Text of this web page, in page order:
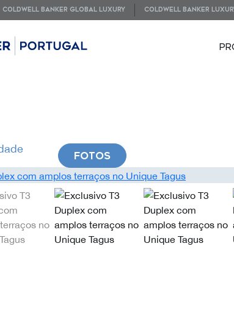
COLDWELL BANKER GLOBAL LUXURY COLDWELL BANKER
FOTOS